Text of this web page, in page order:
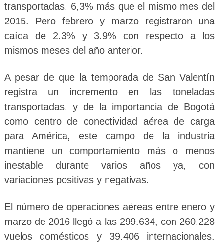
transportadas, 6,3% más que el mismo mes del
2015. Pero febrero y marzo registraron una
caída de 2.3% y 3.9% con respecto a los
mismos meses del año anterior.
A pesar de que la temporada de San Valentín
registra un incremento en las toneladas
transportadas, y de la importancia de Bogotá
como centro de conectividad aérea de carga
para América, este campo de la industria
mantiene un comportamiento más o menos
inestable durante varios años ya, con
variaciones positivas y negativas.
El número de operaciones aéreas entre enero y
marzo de 2016 llegó a las 299.634, con 260.228
vuelos domésticos y 39.406 internacionales.